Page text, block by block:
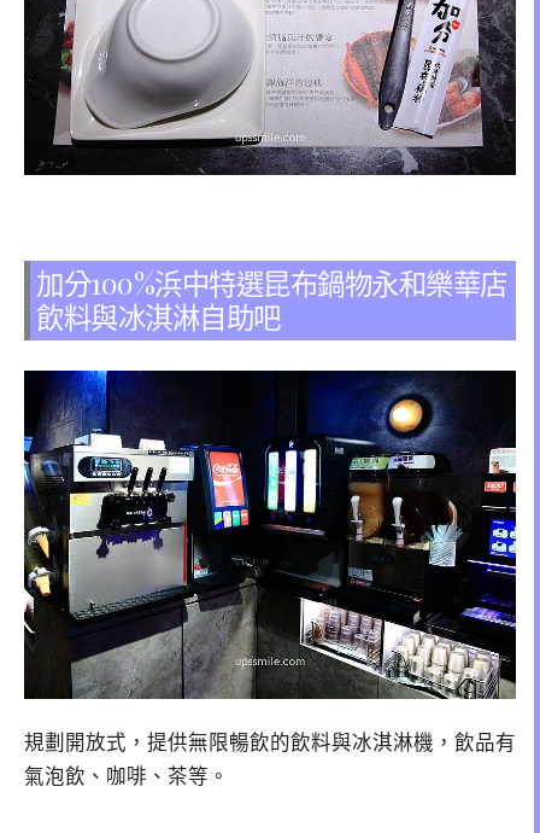
加分100%浜中特選昆布鍋物永和樂華店
飲料與冰淇淋自助吧
規劃開放式，提供無限暢飲的飲料與冰淇淋機，飲品有
氣泡飲、咖啡、茶等。